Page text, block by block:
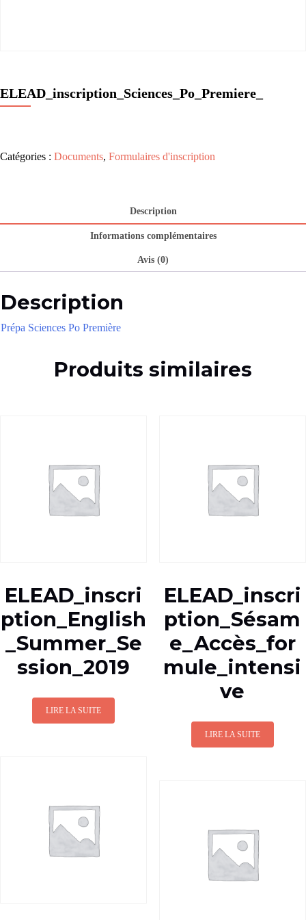
ELEAD_inscription_Sciences_Po_Premiere_
Catégories : Documents, Formulaires d'inscription
Description
Informations complémentaires
Avis (0)
Description
Prépa Sciences Po Première
Produits similaires
ELEAD_inscri
ption_English
_Summer_Se
ssion_2019
LIRE LA SUITE
ELEAD_inscri
ption_Sésam
e_Accès_for
mule_intensi
ve
LIRE LA SUITE